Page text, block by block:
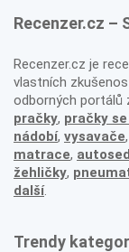
Recenzer.cz –
Recenzer.cz je
vlastních
odborných portálů
pračky, pračky
nádobí, vysavače,
matrace,
žehličky,
další.
Trendy